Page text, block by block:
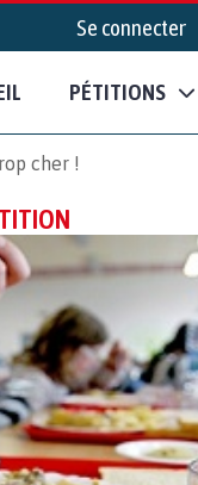
Se connecter
PÉTITIONS
cher !